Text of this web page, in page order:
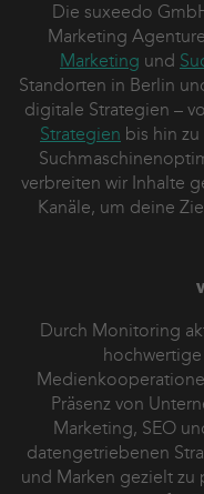
Die suxeedo
Marketing
Marketing und
Standorten in Berlin
digitale Strategien –
Strategien bis hin
verbreiten wir Inhalte
Kanäle, um deine
Durch Monitoring
Präsenz von
Marketing, SEO
datengetriebenen
und Marken gezielt zu